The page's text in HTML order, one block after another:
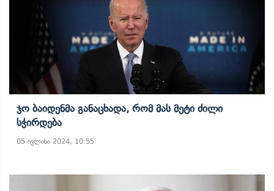
Ჯო Ბაიდენმა Განაცხადა, Რომ Მას Მეტი Ძილი
Სჭირდება
05 ივლისი 2024, 10:55